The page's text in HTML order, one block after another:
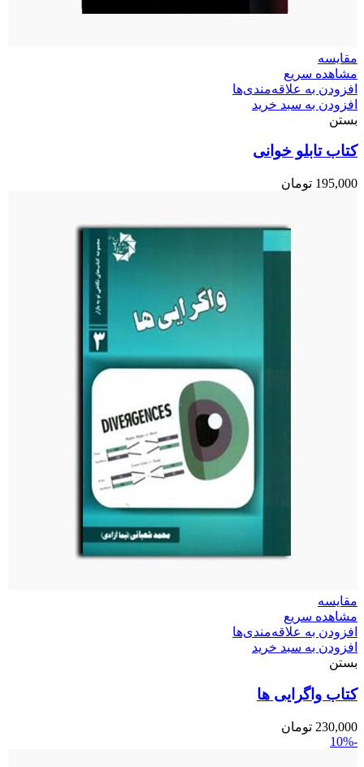
مقایسه
مشاهده سریع
افزودن به علاقه‌مندی‌ها
افزودن به سبد خرید
بستن
کتاب تابلو خوانی
195,000 تومان
مقایسه
مشاهده سریع
افزودن به علاقه‌مندی‌ها
افزودن به سبد خرید
بستن
کتاب واگرایی ها
230,000 تومان
-10%